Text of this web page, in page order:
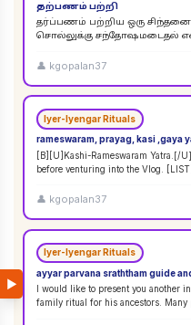
▶
தற்பணம் பற்றி
தர்ப்பணம் பற்றிய ஒரு
சொல்லுக்கு சந்தோஷமடைதல்
கொள்ளலாம்...
👤 kgopalan37
Iyer-Iyengar Rituals
rameswaram, prayag, kasi ,gaya
[B][U]Kashi-Rameswaram Yatra.[/U][/B] Ram Ram A Few tips from
before venturing into the Vlog.
👤 kgopalan37
Iyer-Iyengar Rituals
ayyar parvana sraththam guide
I would like to present you another
family ritual for his ancestors. Many